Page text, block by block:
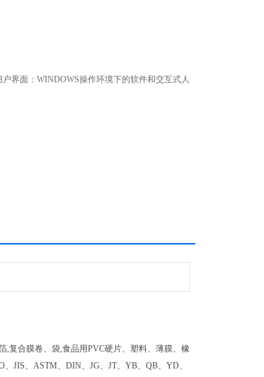
界面：WINDOWS操作环境下的软件和交互式人
复合膜卷、袋,食品用PVC硬片、塑料、薄膜、橡
JIS、ASTM、DIN、JG、JT、YB、QB、YD、